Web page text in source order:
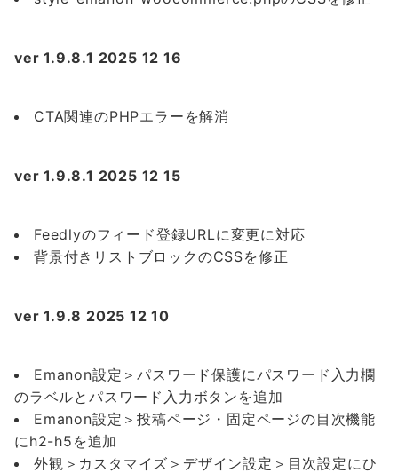
ver 1.9.8.1 2025 12 16
CTA関連のPHPエラーを解消
ver 1.9.8.1 2025 12 15
Feedlyのフィード登録URLに変更に対応
背景付きリストブロックのCSSを修正
ver 1.9.8 2025 12 10
Emanon設定＞パスワード保護にパスワード入力欄
のラベルとパスワード入力ボタンを追加
Emanon設定＞投稿ページ・固定ページの目次機能
にh2-h5を追加
外観＞カスタマイズ＞デザイン設定＞目次設定にひ